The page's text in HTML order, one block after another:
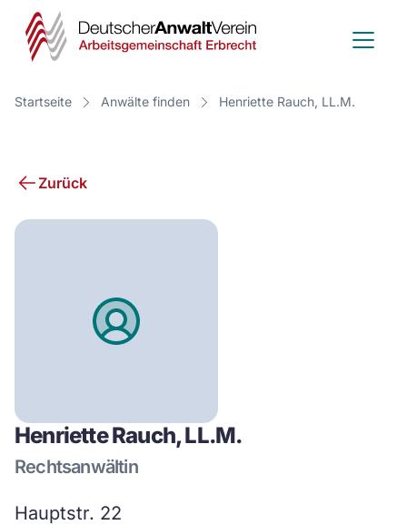
Deutscher
Anwalt
Verein
Startseite Anwälte finden Henriette Rauch, LL.M.
Zurück
Henriette Rauch, LL.M.
Rechtsanwältin
Hauptstr. 22